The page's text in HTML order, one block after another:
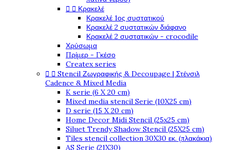
  Κρακελέ
Κρακελέ 1ος συστατικού
Κρακελέ 2 συστατικών διάφανο
Κρακελέ 2 συστατικών - crocodile
Χρύσωμα
Πρίμερ - Γκέσο
Createx series
  Stencil Ζωγραφικής & Decoupage | Στένσιλ
Cadence & Mixed Media
K serie (6 X 20 cm)
Mixed media stencil Serie (10X25 cm)
D serie (15 X 20 cm)
Home Decor Midi Stencil (25x25 cm)
Siluet Trendy Shadow Stencil (25X25 cm)
Tiles stencil collection 30X30 εκ. (πλακάκια)
AS Serie (21X30)